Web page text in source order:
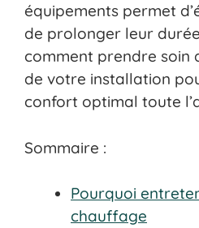
équipements permet
de prolonger leur
comment prendre soin
de votre installation
confort optimal toute
Sommaire :
Pourquoi
chauffage